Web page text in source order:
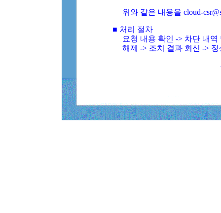
위와 같은 내용을 cloud-
■ 처리 절차
요청 내용 확인 -> 차단 내
해제 -> 조치 결과 회신 ->